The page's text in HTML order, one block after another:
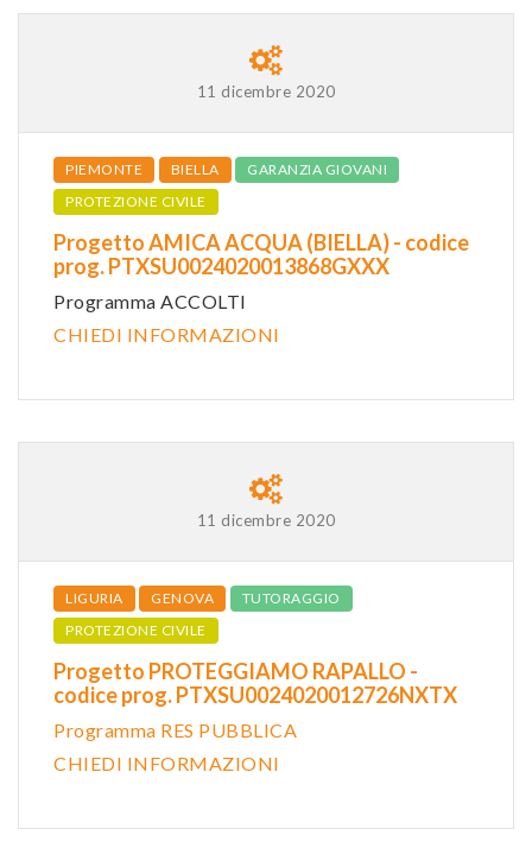
11 dicembre 2020
PIEMONTE BIELLA
GARANZIA GIOVANI
PROTEZIONE CIVILE
Progetto AMICA ACQUA (BIELLA) - codice
prog. PTXSU0024020013868GXXX
Programma ACCOLTI
CHIEDI INFORMAZIONI
11 dicembre 2020
LIGURIA GENOVA
TUTORAGGIO
PROTEZIONE CIVILE
Progetto PROTEGGIAMO RAPALLO -
codice prog. PTXSU0024020012726NXTX
Programma RES PUBBLICA
CHIEDI INFORMAZIONI